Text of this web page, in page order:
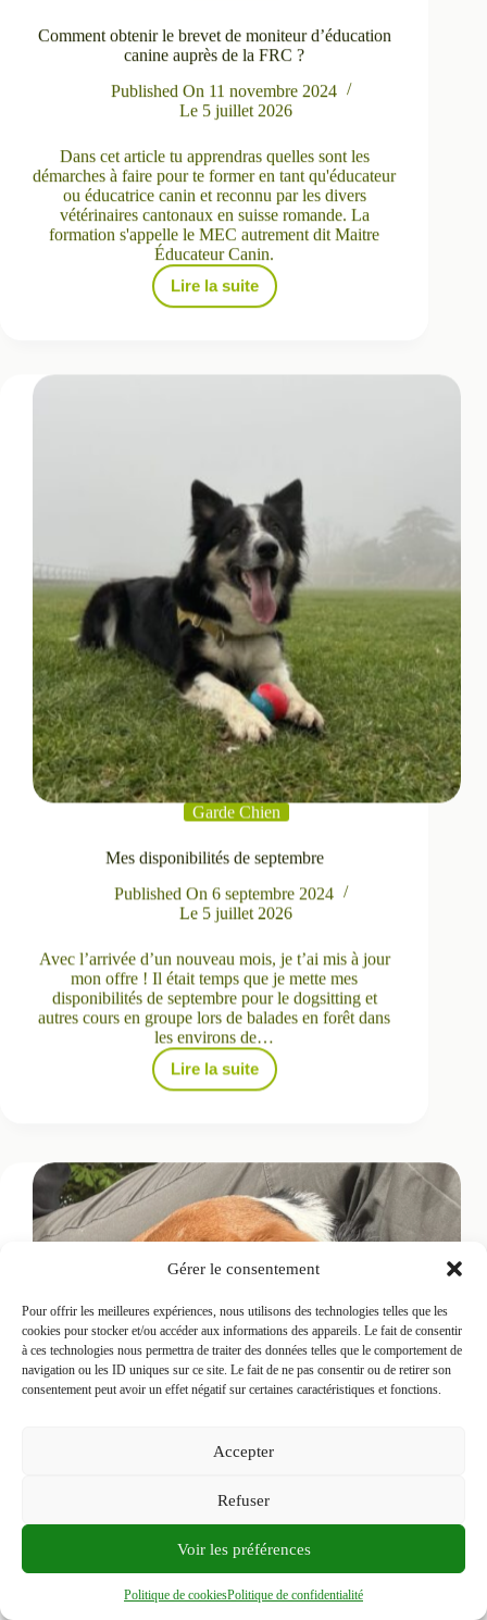
Gérer le consentement
Pour offrir les meilleures expériences, nous utilisons des technologies telles que les
cookies pour stocker et/ou accéder aux informations des appareils. Le fait de consentir
à ces technologies nous permettra de traiter des données telles que le comportement de
navigation ou les ID uniques sur ce site. Le fait de ne pas consentir ou de retirer son
consentement peut avoir un effet négatif sur certaines caractéristiques et fonctions.
Accepter
Refuser
Voir les préférences
Politique de cookiesPolitique de confidentialité
Comment obtenir le brevet de moniteur d’éducation
canine auprès de la FRC ?
Published On 11 novembre 2024
Le 5 juillet 2026
Dans cet article tu apprendras quelles sont les
démarches à faire pour te former en tant qu'éducateur
ou éducatrice canin et reconnu par les divers
vétérinaires cantonaux en suisse romande. La
formation s'appelle le MEC autrement dit Maitre
Éducateur Canin.
Lire la suite
Comment
obtenir
FRC
?
Garde Chien
Mes disponibilités de septembre
Published On 6 septembre 2024
Le 5 juillet 2026
Avec l’arrivée d’un nouveau mois, je t’ai mis à jour
mon offre ! Il était temps que je mette mes
disponibilités de septembre pour le dogsitting et
autres cours en groupe lors de balades en forêt dans
les environs de…
Lire la suite
Mes
disponibilités
Garde Chien